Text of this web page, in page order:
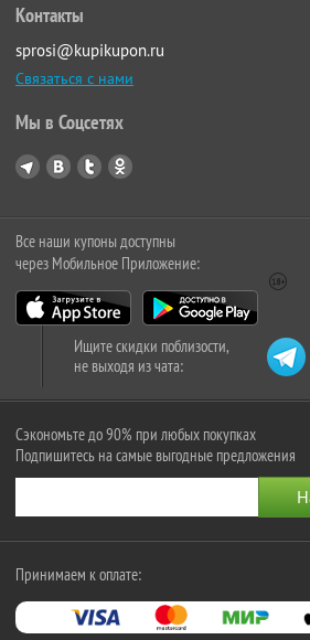
Контакты
sprosi@kupikupon.ru
Связаться с нами
Мы в Соцсетях
Все наши купоны доступны
через Мобильное Приложение:
Ищите скидки поблизости,
не выходя из чата:
Сэкономьте до 90% при любых покупках
Подпишитесь на самые выгодные предложения
Принимаем к оплате: